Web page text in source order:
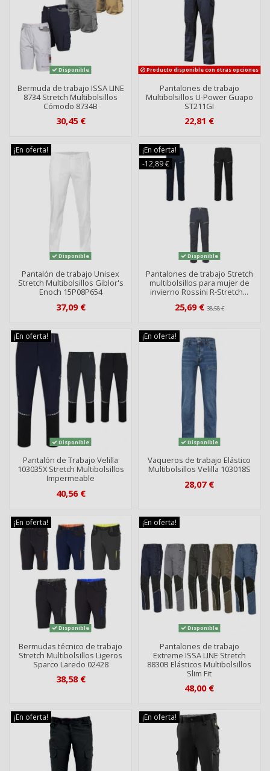
Disponible
Bermuda de trabajo ISSA LINE
8734 Stretch Multibolsillos
Cómodo 8734B
30,45 €
Producto disponible con otras opciones
Pantalones de trabajo
Multibolsillos U-Power Guapo
ST211GI
22,81 €
¡En oferta!
Disponible
Pantalón de trabajo Unisex
Stretch Multibolsillos Giblor's
Enoch 15P08P654
37,09 €
¡En oferta!
-12,89 €
Disponible
Pantalones de trabajo Stretch
multibolsillos para mujer de
invierno Rossini R-Stretch...
25,69 €38,58 €
¡En oferta!
Disponible
Pantalón de Trabajo Velilla
103035X Stretch Multibolsillos
Impermeable
40,56 €
¡En oferta!
Disponible
Vaqueros de trabajo Elástico
Multibolsillos Velilla 103018S
28,07 €
¡En oferta!
Disponible
Bermudas técnico de trabajo
Stretch Multibolsillos Ligeros
Sparco Laredo 02428
38,58 €
¡En oferta!
Disponible
Pantalones de trabajo
Extreme ISSA LINE Stretch
8830B Elásticos Multibolsillos
Slim Fit
48,00 €
¡En oferta! ¡En oferta!